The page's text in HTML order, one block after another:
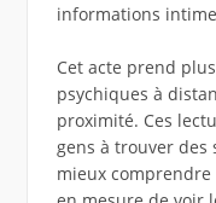
informations
Cet acte prend
psychiques à
proximité. Ces
gens à trouver des
mieux